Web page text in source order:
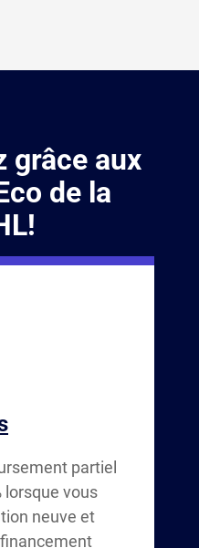
grâce aux
de la
partiel
lorsque vous
neuve et